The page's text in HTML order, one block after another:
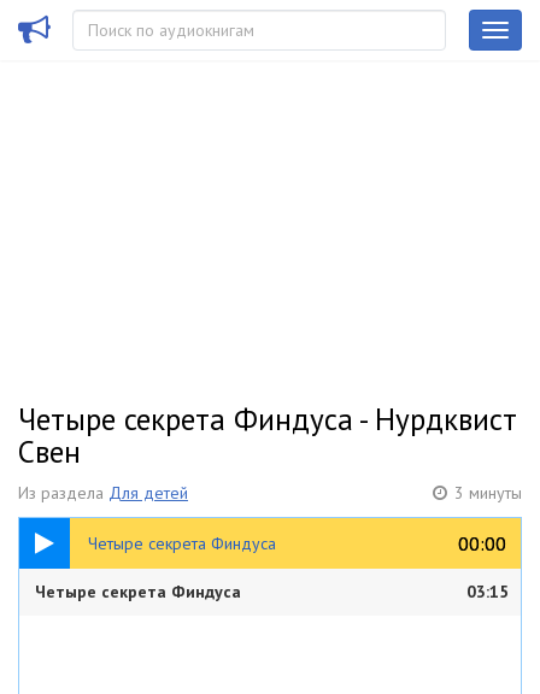
Четыре секрета Финдуса - Нурдквист
Свен
Из раздела Для детей 3 минуты
Четыре секрета Финдуса 00:00
00:00
03:15
Четыре секрета Финдуса 03:15